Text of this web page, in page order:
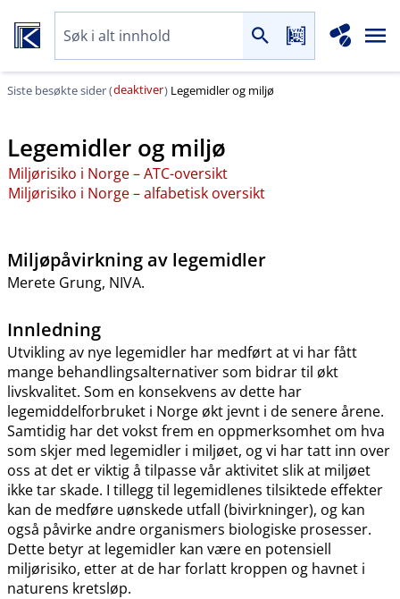
Siste besøkte sider (deaktiver) Legemidler og miljø
Legemidler og miljø
Miljørisiko i Norge – ATC-oversikt
Miljørisiko i Norge – alfabetisk oversikt
Miljøpåvirkning av legemidler
Merete Grung, NIVA.
Innledning
Utvikling av nye legemidler har medført at vi har fått
mange behandlingsalternativer som bidrar til økt
livskvalitet. Som en konsekvens av dette har
legemiddelforbruket i Norge økt jevnt i de senere årene.
Samtidig har det vokst frem en oppmerksomhet om hva
som skjer med legemidler i miljøet, og vi har tatt inn over
oss at det er viktig å tilpasse vår aktivitet slik at miljøet
ikke tar skade. I tillegg til legemidlenes tilsiktede effekter
kan de medføre uønskede utfall (bivirkninger), og kan
også påvirke andre organismers biologiske prosesser.
Dette betyr at legemidler kan være en potensiell
miljørisiko, etter at de har forlatt kroppen og havnet i
naturens kretsløp.